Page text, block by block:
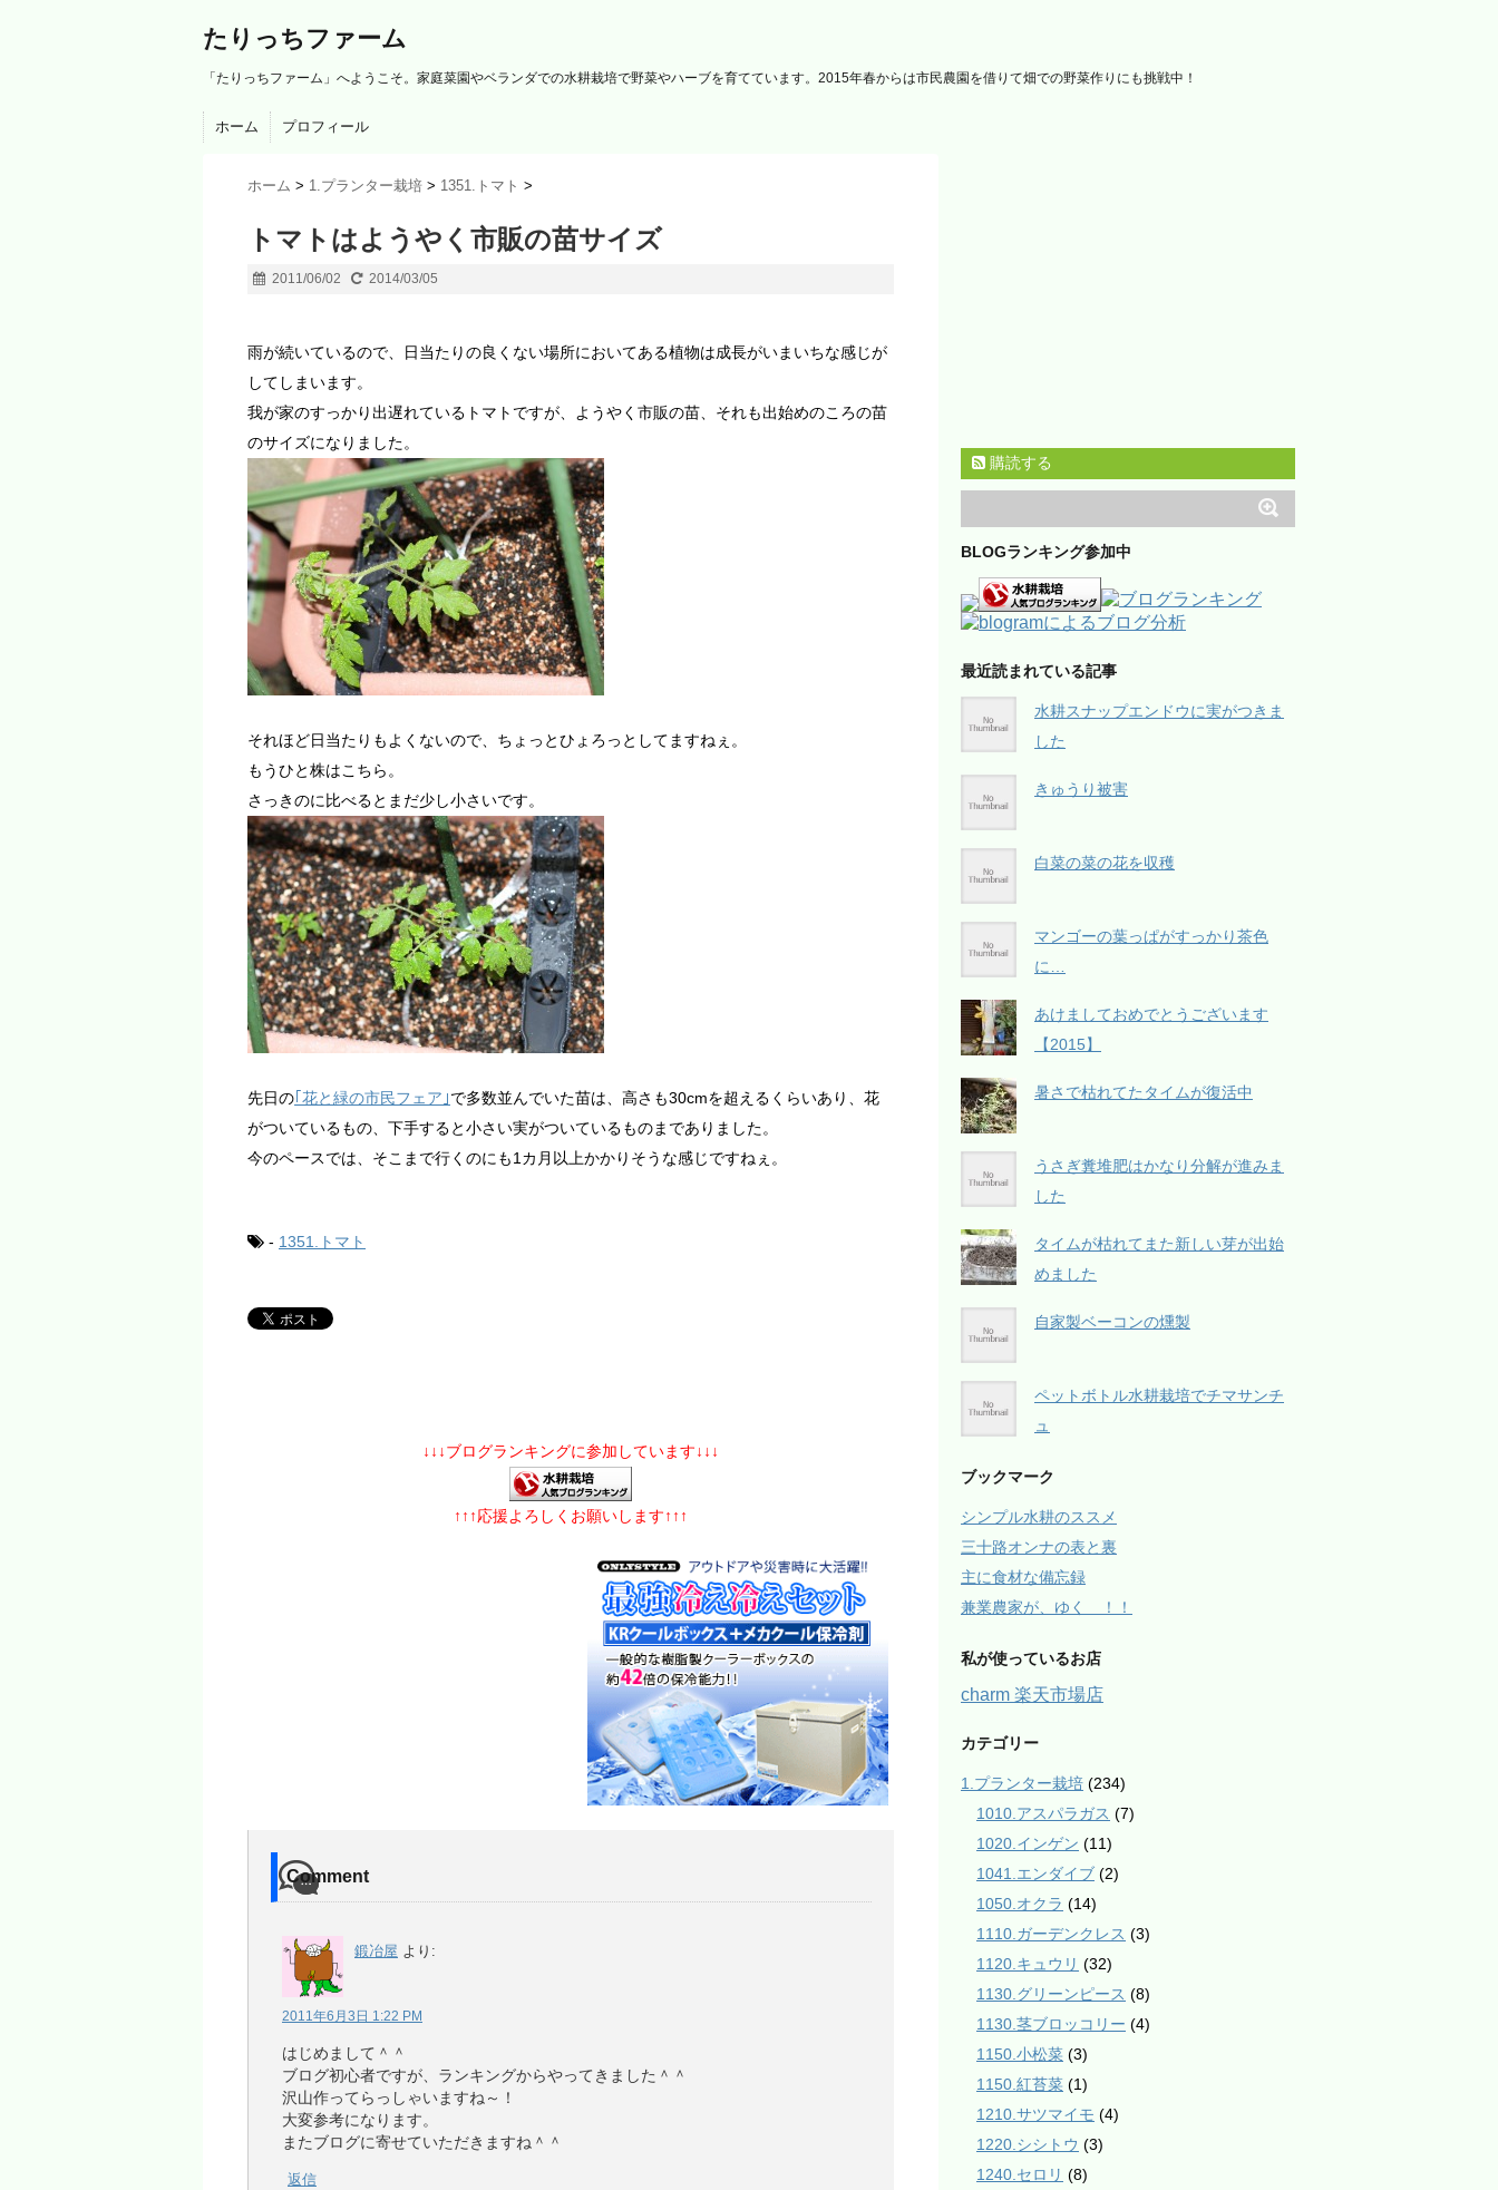
たりっちファーム
「たりっちファーム」へようこそ。家庭菜園やベランダでの水耕栽培で野菜やハーブを育てています。2015年春からは市民農園を借りて畑での野菜作りにも挑戦中！
ホーム プロフィール
ホーム > 1.プランター栽培 > 1351.トマト >
トマトはようやく市販の苗サイズ
2011/06/02 2014/03/05
雨が続いているので、日当たりの良くない場所においてある植物は成長がいまいちな感じが
してしまいます。
我が家のすっかり出遅れているトマトですが、ようやく市販の苗、それも出始めのころの苗
のサイズになりました。
それほど日当たりもよくないので、ちょっとひょろっとしてますねぇ。
もうひと株はこちら。
さっきのに比べるとまだ少し小さいです。
先日の ｢花と緑の市民フェア｣で多数並んでいた苗は、高さも30cmを超えるくらいあり、花
がついているもの、下手すると小さい実がついているものまでありました。
今のペースでは、そこまで行くのにも1カ月以上かかりそうな感じですねぇ。
- 1351.トマト
↓↓↓ブログランキングに参加しています↓↓↓
↑↑↑応援よろしくお願いします↑↑↑
Comment
鍛冶屋 より:
2011年6月3日 1:22 PM
はじめまして＾＾
ブログ初心者ですが、ランキングからやってきました＾＾
沢山作ってらっしゃいますね～！
大変参考になります。
またブログに寄せていただきますね＾＾
返信
購読する
BLOGランキング参加中
最近読まれている記事
水耕スナップエンドウに実がつきま
した
きゅうり被害
白菜の菜の花を収穫
マンゴーの葉っぱがすっかり茶色
に…
あけましておめでとうございます
【2015】
暑さで枯れてたタイムが復活中
うさぎ糞堆肥はかなり分解が進みま
した
タイムが枯れてまた新しい芽が出始
めました
自家製ベーコンの燻製
ペットボトル水耕栽培でチマサンチ
ュ
ブックマーク
シンプル水耕のススメ
三十路オンナの表と裏
主に食材な備忘録
兼業農家が、ゆく ！！
私が使っているお店
charm 楽天市場店
カテゴリー
1.プランター栽培 (234)
1010.アスパラガス (7)
1020.インゲン (11)
1041.エンダイブ (2)
1050.オクラ (14)
1110.ガーデンクレス (3)
1120.キュウリ (32)
1130.グリーンピース (8)
1130.茎ブロッコリー (4)
1150.小松菜 (3)
1150.紅苔菜 (1)
1210.サツマイモ (4)
1220.シシトウ (3)
1240.セロリ (8)